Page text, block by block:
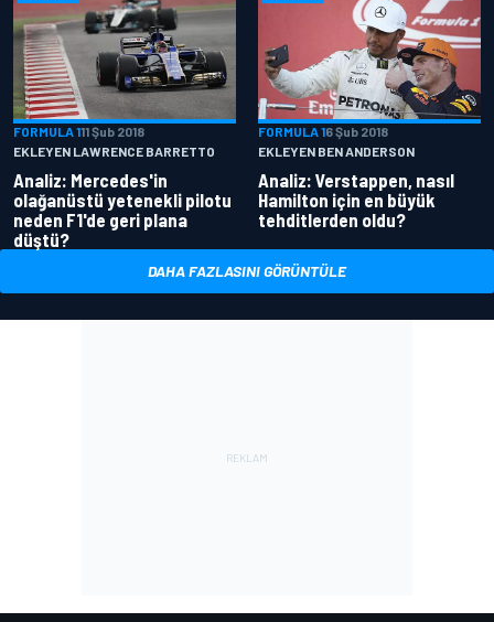
FORMULA 111 Şub 2018
EKLEYEN LAWRENCE BARRETTO
Analiz: Mercedes'in
olağanüstü yetenekli pilotu
neden F1'de geri plana
düştü?
FORMULA 16 Şub 2018
EKLEYEN BEN ANDERSON
Analiz: Verstappen, nasıl
Hamilton için en büyük
tehditlerden oldu?
DAHA FAZLASINI GÖRÜNTÜLE